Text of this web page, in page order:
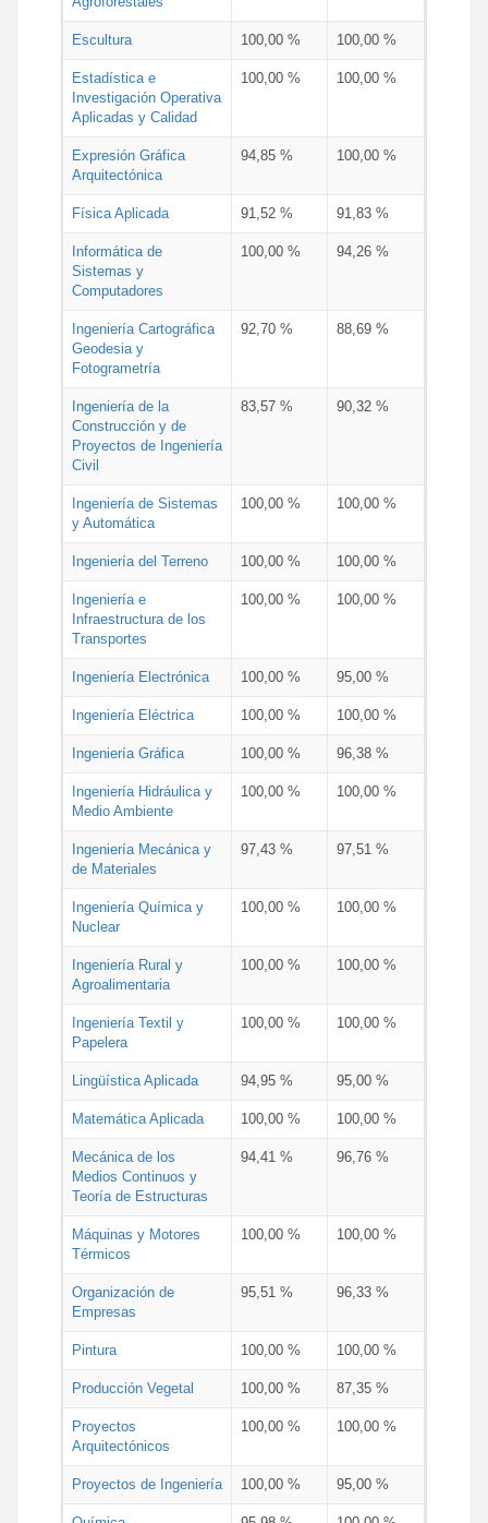
Escultura 100,00 % 100,00 %
Estadística e
Investigación Operativa
Aplicadas y Calidad
100,00 % 100,00 %
Expresión Gráfica
Arquitectónica
94,85 % 100,00 %
Física Aplicada 91,52 % 91,83 %
Informática de
Sistemas y
Computadores
100,00 % 94,26 %
Ingeniería Cartográfica
Geodesia y
Fotogrametría
92,70 % 88,69 %
Ingeniería de la
Construcción y de
Proyectos de Ingeniería
Civil
83,57 % 90,32 %
Ingeniería de Sistemas
y Automática
100,00 % 100,00 %
Ingeniería del Terreno 100,00 % 100,00 %
Ingeniería e
Infraestructura de los
Transportes
100,00 % 100,00 %
Ingeniería Electrónica 100,00 % 95,00 %
Ingeniería Eléctrica 100,00 % 100,00 %
Ingeniería Gráfica 100,00 % 96,38 %
Ingeniería Hidráulica y
Medio Ambiente
100,00 % 100,00 %
Ingeniería Mecánica y
de Materiales
97,43 % 97,51 %
Ingeniería Química y
Nuclear
100,00 % 100,00 %
Ingeniería Rural y
Agroalimentaria
100,00 % 100,00 %
Ingeniería Textil y
Papelera
100,00 % 100,00 %
Lingüística Aplicada 94,95 % 95,00 %
Matemática Aplicada 100,00 % 100,00 %
Mecánica de los
Medios Continuos y
Teoría de Estructuras
94,41 % 96,76 %
Máquinas y Motores
Térmicos
100,00 % 100,00 %
Organización de
Empresas
95,51 % 96,33 %
Pintura 100,00 % 100,00 %
Producción Vegetal 100,00 % 87,35 %
Proyectos
Arquitectónicos
100,00 % 100,00 %
Proyectos de Ingeniería 100,00 % 95,00 %